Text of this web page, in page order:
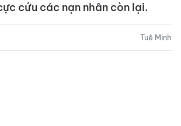
cứu các nạn nhân còn lại.
Tuệ Minh